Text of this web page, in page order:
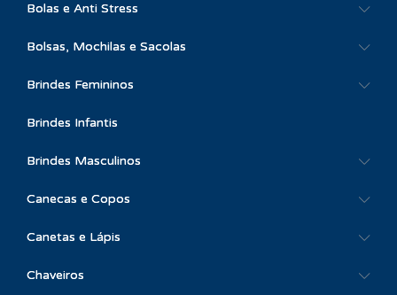
Bolas e Anti Stress
Bolsas, Mochilas e Sacolas
Brindes Femininos
Brindes Infantis
Brindes Masculinos
Canecas e Copos
Canetas e Lápis
Chaveiros